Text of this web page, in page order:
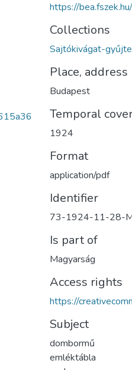
https://
Collections
Sajtókivágat-
Place, address
Budapest
Temporal
1924
Format
application/pdf
Identifier
73-1924-11-28-
Is part of
Magyarság
Access rights
https://
Subject
dombormű
emléktábla